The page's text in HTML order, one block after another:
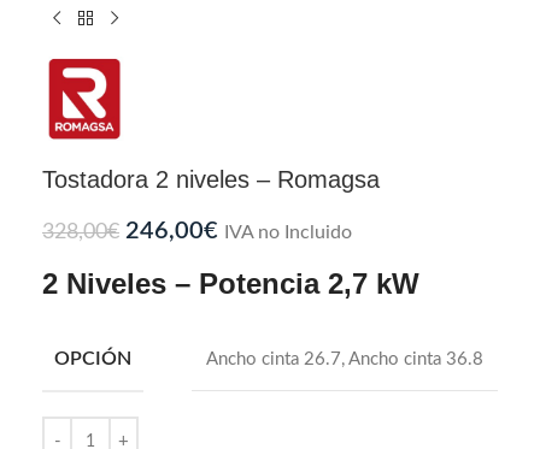
Tostadora 2 niveles – Romagsa
328,00€ 246,00€ IVA no Incluido
2 Niveles – Potencia 2,7 kW
OPCIÓN Ancho cinta 26.7, Ancho cinta 36.8